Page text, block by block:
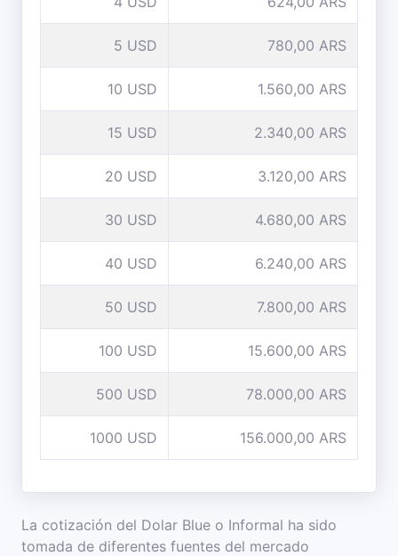
5 USD 780,00 ARS
10 USD 1.560,00 ARS
15 USD 2.340,00 ARS
20 USD 3.120,00 ARS
30 USD 4.680,00 ARS
40 USD 6.240,00 ARS
50 USD 7.800,00 ARS
100 USD 15.600,00 ARS
500 USD 78.000,00 ARS
1000 USD 156.000,00 ARS
La cotización del Dolar Blue o Informal ha sido
tomada de diferentes fuentes del mercado